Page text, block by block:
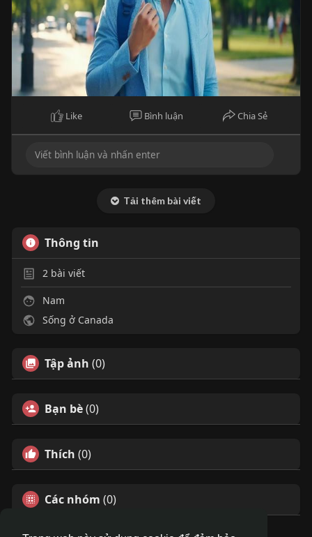
Like Bình luận Chia Sẻ
Tải thêm bài viết
Thông tin
2bài viết
Nam
Sống ở Canada
Tập ảnh (0)
Bạn bè(0)
Thích (0)
Các nhóm (0)